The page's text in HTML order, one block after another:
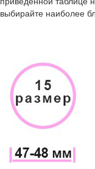
выбирайте наиболее